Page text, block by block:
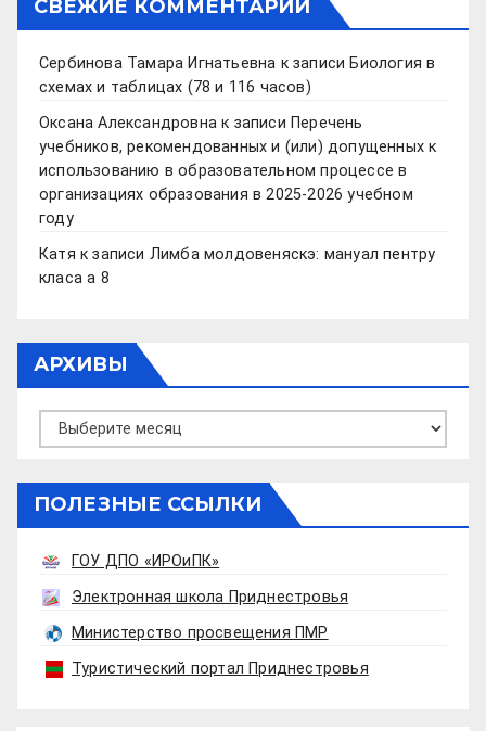
СВЕЖИЕ КОММЕНТАРИИ
Сербинова Тамара Игнатьевна к записи Биология в
схемах и таблицах (78 и 116 часов)
Оксана Александровна к записи Перечень
учебников, рекомендованных и (или) допущенных к
использованию в образовательном процессе в
организациях образования в 2025-2026 учебном
году
Катя к записи Лимба молдовеняскэ: мануал пентру
класа а 8
АРХИВЫ
Архивы
ПОЛЕЗНЫЕ ССЫЛКИ
ГОУ ДПО «ИРОиПК»
Электронная школа Приднестровья
Министерство просвещения ПМР
Туристический портал Приднестровья